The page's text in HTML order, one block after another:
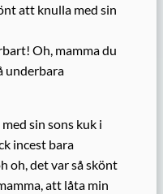
att knulla med sin
Oh, mamma du
underbara
sin sons kuk i
incest bara
oh, det var så skönt
att låta min